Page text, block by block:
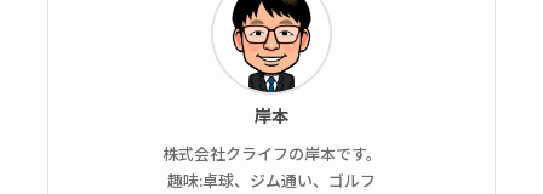
岸本
株式会社クライフの岸本です。
趣味:卓球、ジム通い、ゴルフ